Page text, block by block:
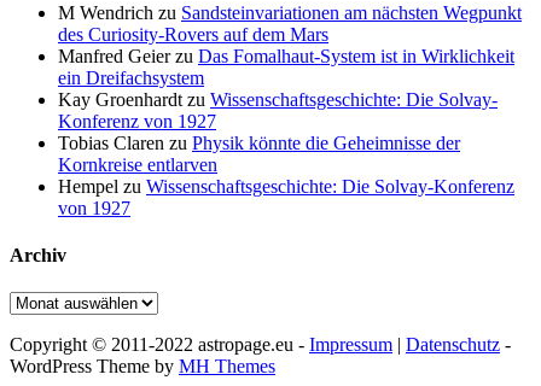
M Wendrich zu Sandsteinvariationen am nächsten Wegpunkt
des Curiosity-Rovers auf dem Mars
Manfred Geierzu Das Fomalhaut-System ist in Wirklichkeit
ein Dreifachsystem
Kay Groenhardt zu Wissenschaftsgeschichte: Die Solvay-
Konferenz von 1927
Tobias Claren zu Physik könnte die Geheimnisse der
Kornkreise entlarven
Hempel zu Wissenschaftsgeschichte: Die Solvay-Konferenz
von 1927
Archiv
Archiv
Copyright © 2011-2022 astropage.eu - Impressum | Datenschutz -
WordPress Theme by MH Themes